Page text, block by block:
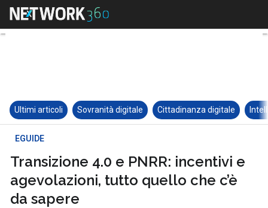
Ultimi articoli Sovranità digitale Cittadinanza digitale
EGUIDE
Transizione 4.0 e PNRR: incentivi e
agevolazioni, tutto quello che c’è
da sapere